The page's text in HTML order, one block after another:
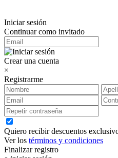
Iniciar sesión
Continuar como invitado
Crear una cuenta
×
Registrarme
Quiero recibir descuentos
Ver los términos y condiciones
Finalizar registro